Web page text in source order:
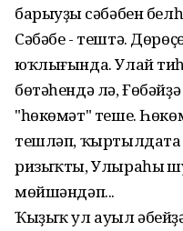
барыуҙың сәбәбен
Сәбәбе - тештә.
юҡлығында. Улай
бөтәһендә лә,
"һөкөмәт" теше.
тешләп,
ризыҡты, Улыраһың
мөйшәндәп...
Ҡыҙыҡ ул ауыл